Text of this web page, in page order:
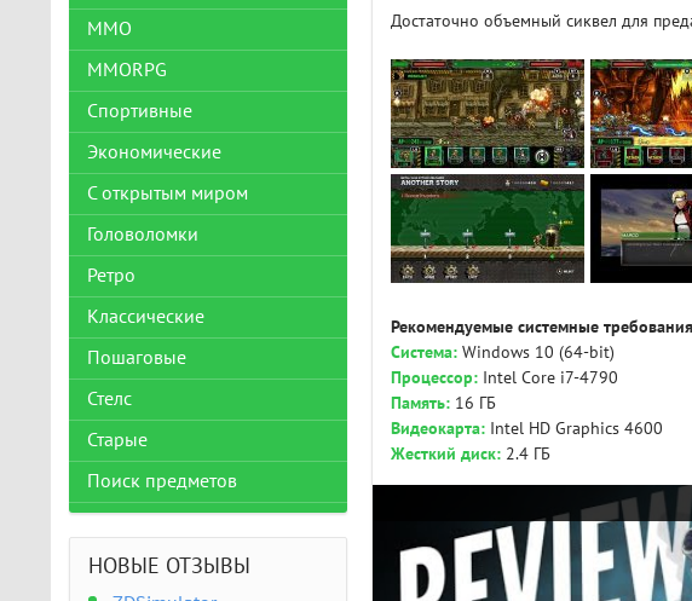
Достаточно объемный сиквел для
Рекомендуемые системные
Система:Windows 10 (64-bit)
Процессор:Intel Core i7-4790
Память:16 ГБ
Видеокарта:Intel HD Graphics 4600
Жесткий диск:2.4 ГБ
ММО
MMORPG
Спортивные
Экономические
С открытым миром
Головоломки
Ретро
Классические
Пошаговые
Стелс
Старые
Поиск предметов
НОВЫЕ ОТЗЫВЫ